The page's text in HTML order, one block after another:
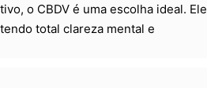
o CBDV é uma escolha ideal. Ele
total clareza mental e